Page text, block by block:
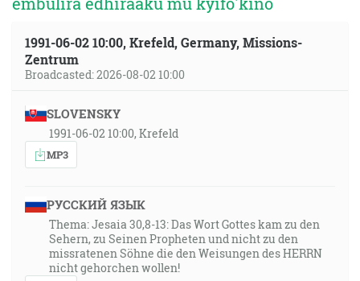
1991-06-02 10:00, Krefeld, Germany, Missions-
Zentrum
Broadcasted: 2026-08-02 10:00
SLOVENSKY
1991-06-02 10:00, Krefeld
MP3
РУССКИЙ ЯЗЫК
Thema: Jesaia 30,8-13: Das Wort Gottes kam zu den
Sehern, zu Seinen Propheten und nicht zu den
missratenen Söhne die den Weisungen des HERRN
nicht gehorchen wollen!